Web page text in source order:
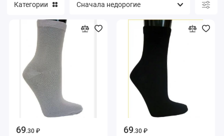
Категории
69.30 ₽ 69.30 ₽